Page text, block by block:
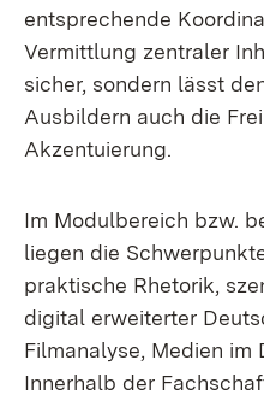
entsprechende
Vermittlung zentraler
sicher, sondern lässt
Ausbildern auch die
Akzentuierung.
Im Modulbereich bzw.
liegen die
praktische Rhetorik,
digital erweiterter
Filmanalyse, Medien im
Innerhalb der